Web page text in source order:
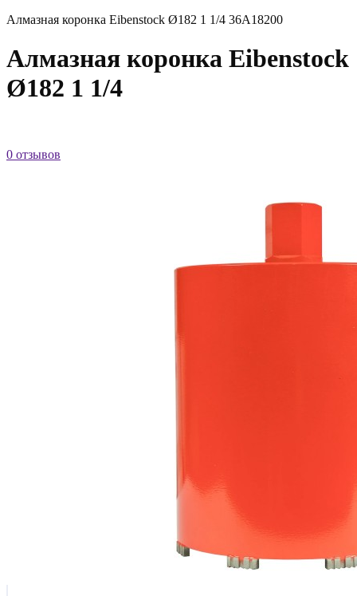
Алмазная коронка Eibenstock Ø182 1 1/4 36A18200
Алмазная коронка Eibenstock
Ø182 1 1/4
0 отзывов